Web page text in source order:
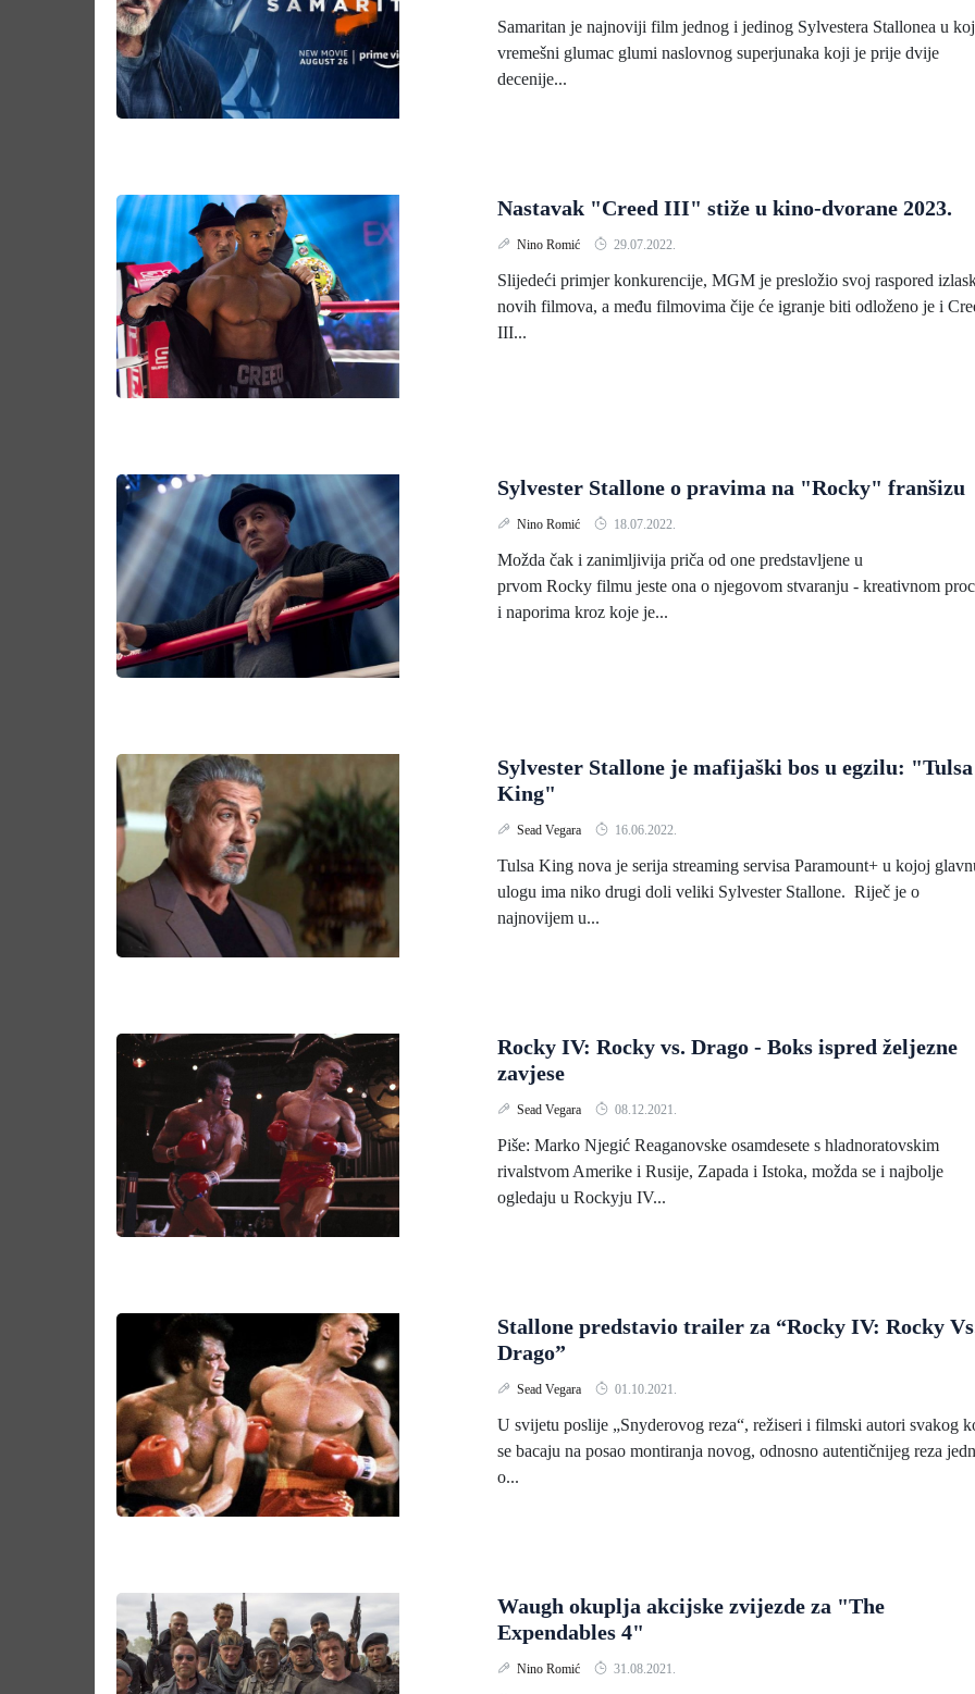
Samaritan je najnoviji film jednog i jedinog Sylvestera Stallonea u
vremešni glumac glumi naslovnog superjunaka koji je prije dvije
decenije...
Nastavak "Creed III" stiže u kino-dvorane 2023.
Nino Romić 29.07.2022.
Slijedeći primjer konkurencije, MGM je presložio svoj raspored
novih filmova, a među filmovima čije će igranje biti odloženo je i
III...
Sylvester Stallone o pravima na "Rocky" franšizu
Nino Romić 18.07.2022.
Možda čak i zanimljivija priča od one predstavljene u
prvom Rocky filmu jeste ona o njegovom stvaranju - kreativnom
i naporima kroz koje je...
Sylvester Stallone je mafijaški bos u egzilu: "Tulsa
King"
Sead Vegara 16.06.2022.
Tulsa King nova je serija streaming servisa Paramount+ u kojoj
ulogu ima niko drugi doli veliki Sylvester Stallone. Riječ je o
najnovijem u...
Rocky IV: Rocky vs. Drago - Boks ispred željezne
zavjese
Sead Vegara 08.12.2021.
Piše: Marko Njegić Reaganovske osamdesete s hladnoratovskim
rivalstvom Amerike i Rusije, Zapada i Istoka, možda se i najbolje
ogledaju u Rockyju IV...
Stallone predstavio trailer za “Rocky IV: Rocky
Drago”
Sead Vegara 01.10.2021.
U svijetu poslije „Snyderovog reza“, režiseri i filmski autori svakog
se bacaju na posao montiranja novog, odnosno autentičnijeg reza
o...
Waugh okuplja akcijske zvijezde za "The
Expendables 4"
Nino Romić 31.08.2021.